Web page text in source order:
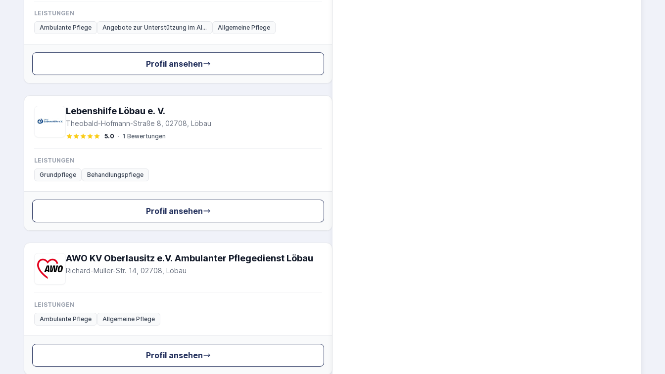
LEISTUNGEN
Ambulante Pflege
Angebote zur Unterstützung im Al... Allgemeine Pflege
Profil ansehen
Lebenshilfe Löbau e. V.
Theobald-Hofmann-Straße 8, 02708, Löbau
5.0 · 1 Bewertungen
LEISTUNGEN
Grundpflege
Behandlungspflege
Profil ansehen
AWO KV Oberlausitz e.V. Ambulanter Pflegedienst Löbau
Richard-Müller-Str. 14, 02708, Löbau
LEISTUNGEN
Ambulante Pflege
Allgemeine Pflege
Profil ansehen